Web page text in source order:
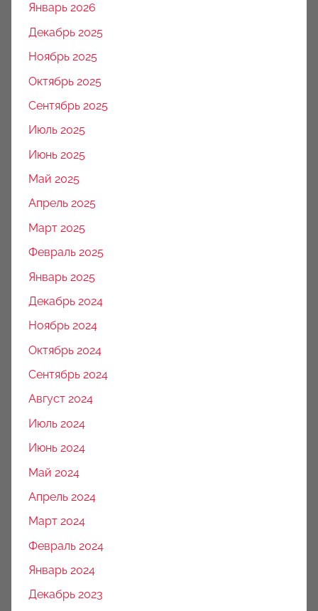
Январь 2026
Декабрь 2025
Ноябрь 2025
Октябрь 2025
Сентябрь 2025
Июль 2025
Июнь 2025
Май 2025
Апрель 2025
Март 2025
Февраль 2025
Январь 2025
Декабрь 2024
Ноябрь 2024
Октябрь 2024
Сентябрь 2024
Август 2024
Июль 2024
Июнь 2024
Май 2024
Апрель 2024
Март 2024
Февраль 2024
Январь 2024
Декабрь 2023